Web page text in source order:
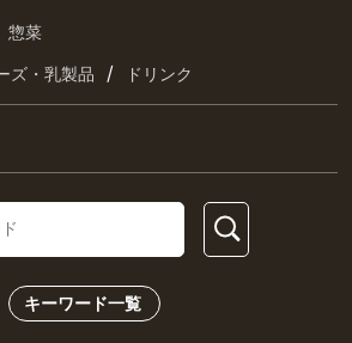
惣菜
ズ・乳製品 / ドリンク
キーワード一覧